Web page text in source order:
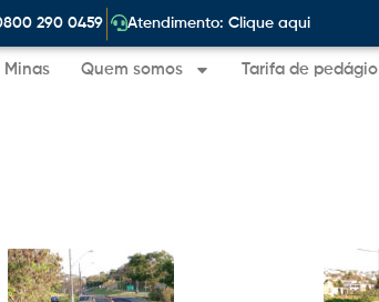
290 0459 Atendimento: Clique aqui
Minas Quem somos Tarifa de pedágio